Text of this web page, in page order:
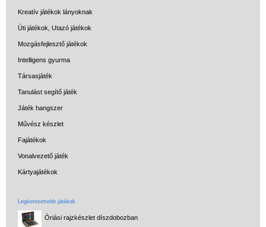
Kreatív játékok lányoknak
Úti játékok, Utazó játékok
Mozgásfejlesztő játékok
Intelligens gyurma
Társasjáték
Tanulást segítő játék
Játék hangszer
Művész készlet
Fajátékok
Vonalvezető játék
Kártyajátékok
Legkeresettebb játékok
Óriási rajzkészlet díszdobozban